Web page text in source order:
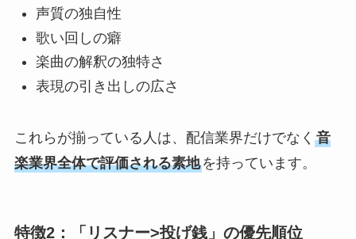
声質の独自性
歌い回しの癖
楽曲の解釈の独特さ
表現の引き出しの広さ
これらが揃っている人は、配信業界だけでなく 音
楽業界全体で評価される素地を持っています。
特徴2：「リスナー>投げ銭」の優先順位